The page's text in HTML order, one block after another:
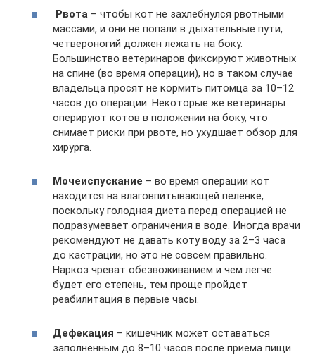
Рвота – чтобы кот не захлебнулся рвотными
массами, и они не попали в дыхательные пути,
четвероногий должен лежать на боку.
Большинство ветеринаров фиксируют животных
на спине (во время операции), но в таком случае
владельца просят не кормить питомца за 10–12
часов до операции. Некоторые же ветеринары
оперируют котов в положении на боку, что
снимает риски при рвоте, но ухудшает обзор для
хирурга.
Мочеиспускание – во время операции кот
находится на влаговпитывающей пеленке,
поскольку голодная диета перед операцией не
подразумевает ограничения в воде. Иногда врачи
рекомендуют не давать коту воду за 2–3 часа
до кастрации, но это не совсем правильно.
Наркоз чреват обезвоживанием и чем легче
будет его степень, тем проще пройдет
реабилитация в первые часы.
Дефекация – кишечник может оставаться
заполненным до 8–10 часов после приема пищи.